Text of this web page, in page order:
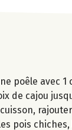
poêle avec
de cajou
pois